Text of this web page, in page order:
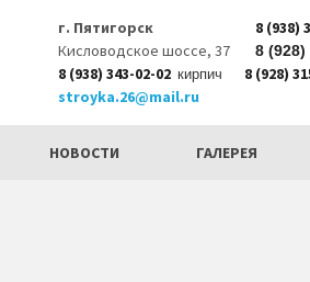
г. Пятигорск
Кисловодское шоссе, 37
8 (938)
8 (928)
8 (938) 343-02-02 кирпич 8 (928)
stroyka.26@mail.ru
НОВОСТИ ГАЛЕРЕЯ